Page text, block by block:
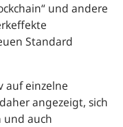
und andere
Standard
auf einzelne
angezeigt, sich
und auch